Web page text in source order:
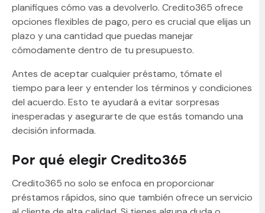
planifiques cómo vas a devolverlo. Credito365 ofrece
opciones flexibles de pago, pero es crucial que elijas un
plazo y una cantidad que puedas manejar
cómodamente dentro de tu presupuesto.
Antes de aceptar cualquier préstamo, tómate el
tiempo para leer y entender los términos y condiciones
del acuerdo. Esto te ayudará a evitar sorpresas
inesperadas y asegurarte de que estás tomando una
decisión informada.
Por qué elegir Credito365
Credito365 no solo se enfoca en proporcionar
préstamos rápidos, sino que también ofrece un servicio